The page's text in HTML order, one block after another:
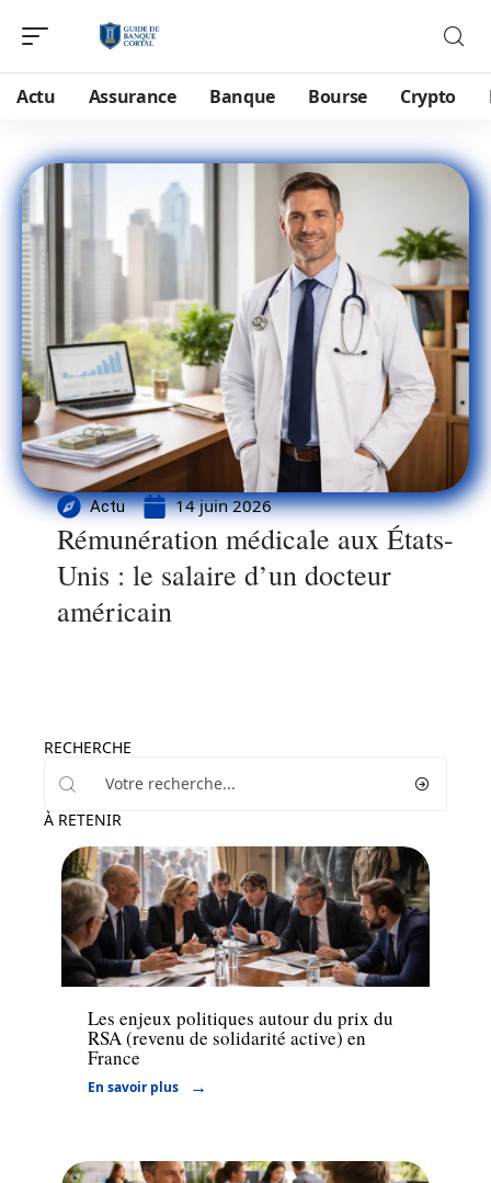
Actu Assurance Banque Bourse Crypto
Actu 14 juin 2026
Rémunération médicale aux États-
Unis : le salaire d’un docteur
américain
RECHERCHE
À RETENIR
Actu
Les enjeux politiques autour du prix du
RSA (revenu de solidarité active) en
France
En savoir plus